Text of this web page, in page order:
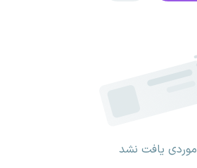
موردی یافت نشد